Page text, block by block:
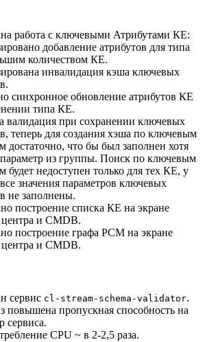
работа с ключевыми Атрибутами КЕ:
добавление атрибутов для типа
количеством КЕ.
инвалидация кэша ключевых
синхронное обновление атрибутов КЕ
типа КЕ.
валидация при сохранении ключевых
теперь для создания хэша по ключевым
достаточно, что бы был заполнен хотя
из группы. Поиск по ключевым
будет недоступен только для тех КЕ, у
значения параметров ключевых
не заполнены.
построение списка КЕ на экране
и CMDB.
построение графа РСМ на экране
и CMDB.
сервис cl-stream-schema-validator.
повышена пропускная способность на
сервиса.
CPU ~ в 2-2,5 раза.